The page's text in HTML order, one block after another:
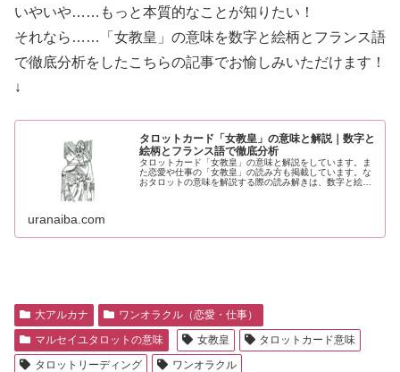
いやいや……もっと本質的なことが知りたい！
それなら……「女教皇」の意味を数字と絵柄とフランス語
で徹底分析をしたこちらの記事でお愉しみいただけます！
↓
タロットカード「女教皇」の意味と解説｜数字と
絵柄とフランス語で徹底分析
タロットカード「女教皇」の意味と解説をしています。ま
た恋愛や仕事の「女教皇」の読み方も掲載しています。な
おタロットの意味を解説する際の読み解きは、数字と絵
uranaiba.com
大アルカナ
ワンオラクル（恋愛・仕事）
マルセイユタロットの意味
女教皇
タロットカード意味
タロットリーディング
ワンオラクル